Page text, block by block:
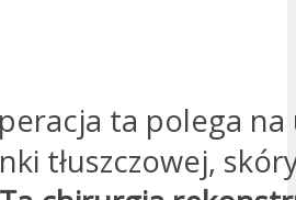
ta polega na
tłuszczowej,